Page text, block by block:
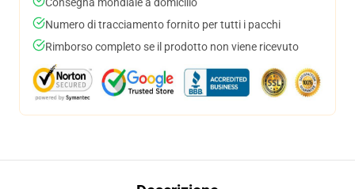
Numero di tracciamento fornito per tutti i pacchi
Rimborso completo se il prodotto non viene ricevuto